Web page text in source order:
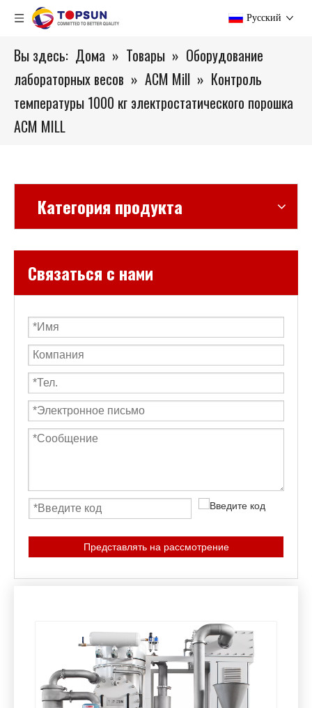
Pусский
Вы здесь: Дома » Товары » Оборудование
лабораторных весов » ACM Mill » Контроль
температуры 1000 кг электростатического порошка
ACM MILL
Категория продукта
Связаться с нами
Представлять на рассмотрение